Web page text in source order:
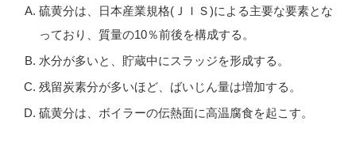
硫黄分は、日本産業規格(ＪＩＳ)による主要な要素とな
っており、質量の10％前後を構成する。
水分が多いと、貯蔵中にスラッジを形成する。
残留炭素分が多いほど、ばいじん量は増加する。
硫黄分は、ボイラーの伝熱面に高温腐食を起こす。